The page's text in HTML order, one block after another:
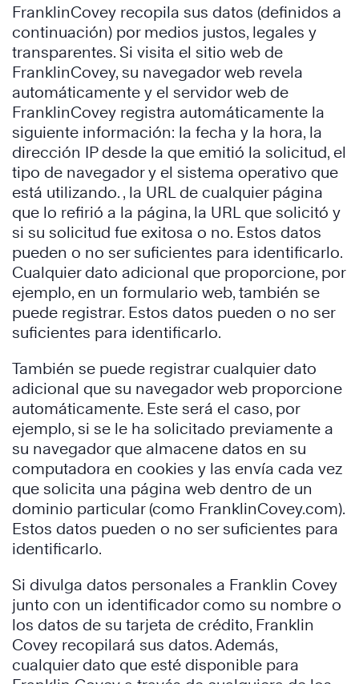
FranklinCovey recopila sus datos (definidos a
continuación) por medios justos, legales y
transparentes. Si visita el sitio web de
FranklinCovey, su navegador web revela
automáticamente y el servidor web de
FranklinCovey registra automáticamente la
siguiente información: la fecha y la hora, la
dirección IP desde la que emitió la solicitud, el
tipo de navegador y el sistema operativo que
está utilizando. , la URL de cualquier página
que lo refirió a la página, la URL que solicitó y
si su solicitud fue exitosa o no. Estos datos
pueden o no ser suficientes para identificarlo.
Cualquier dato adicional que proporcione, por
ejemplo, en un formulario web, también se
puede registrar. Estos datos pueden o no ser
suficientes para identificarlo.
También se puede registrar cualquier dato
adicional que su navegador web proporcione
automáticamente. Este será el caso, por
ejemplo, si se le ha solicitado previamente a
su navegador que almacene datos en su
computadora en cookies y las envía cada vez
que solicita una página web dentro de un
dominio particular (como FranklinCovey.com).
Estos datos pueden o no ser suficientes para
identificarlo.
Si divulga datos personales a Franklin Covey
junto con un identificador como su nombre o
los datos de su tarjeta de crédito, Franklin
Covey recopilará sus datos. Además,
cualquier dato que esté disponible para